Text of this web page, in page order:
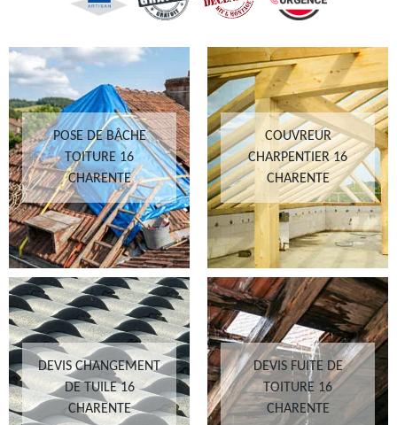
POSE DE BÂCHE
TOITURE 16
CHARENTE
COUVREUR
CHARPENTIER 16
CHARENTE
DEVIS CHANGEMENT
DE TUILE 16
CHARENTE
DEVIS FUITE DE
TOITURE 16
CHARENTE